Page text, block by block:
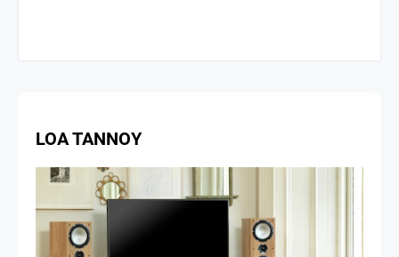
LOA TANNOY